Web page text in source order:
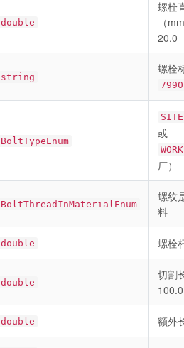
double
螺栓
（
20.0
string
螺栓
7990
BoltTypeEnum
SITE
或
厂）
BoltThreadInMaterialEnum
螺纹
料
double 螺栓
double
切割
100.0
double 额外